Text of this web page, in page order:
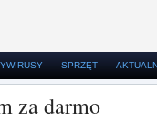
SPRZĘT
za darmo